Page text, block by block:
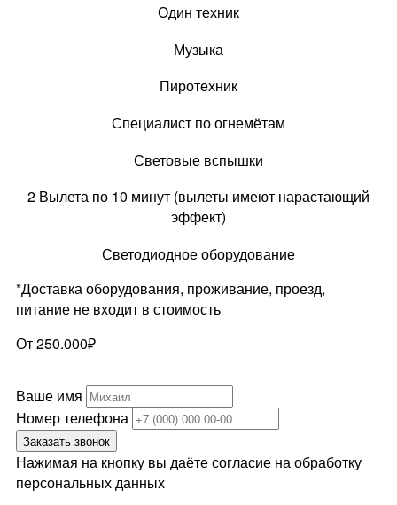
Один техник
Музыка
Пиротехник
Специалист по огнемётам
Световые вспышки
2 Вылета по 10 минут (вылеты имеют нарастающий
эффект)
Светодиодное оборудование
*Доставка оборудования, проживание, проезд,
питание не входит в стоимость
От 250.000₽
Ваше имя
Номер телефона
Заказать звонок
Нажимая на кнопку вы даёте согласие на обработку
персональных данных